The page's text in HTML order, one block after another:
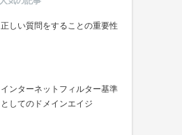
正しい質問をすることの重要性
インターネットフィルター基準
としてのドメインエイジ